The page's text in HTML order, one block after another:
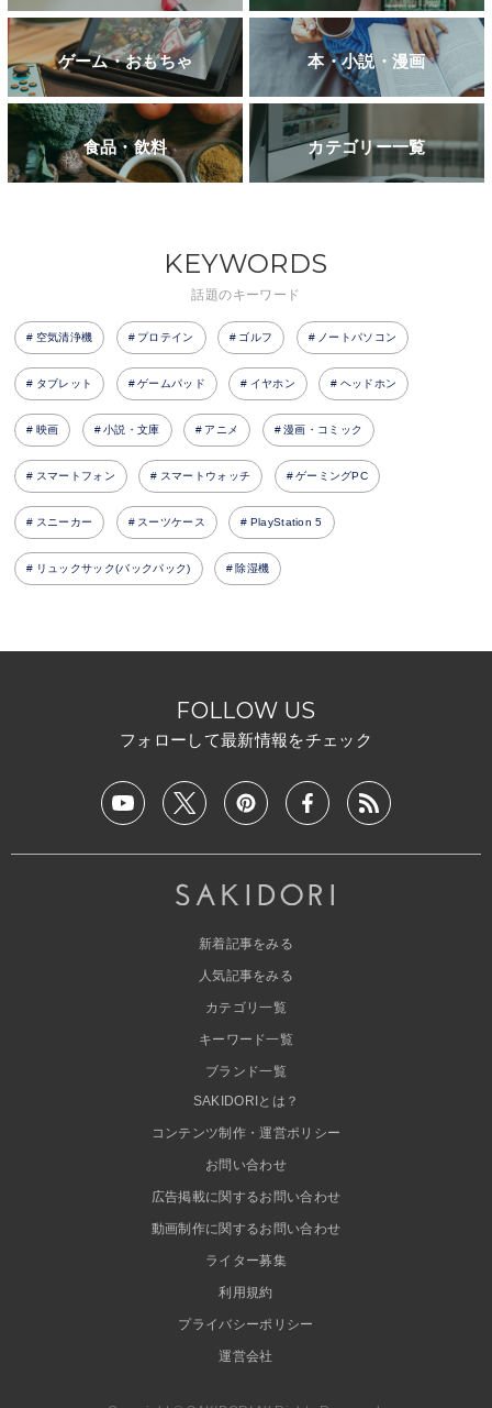
ゲーム・おもちゃ 本・小説・漫画
食品・飲料 カテゴリー一覧
KEYWORDS
話題のキーワード
空気清浄機 プロテイン ゴルフ ノートパソコン
タブレット ゲームパッド イヤホン ヘッドホン
映画 小説・文庫 アニメ 漫画・コミック
スマートフォン スマートウォッチ ゲーミングPC
スニーカー スーツケース PlayStation 5
リュックサック(バックパック) 除湿機
FOLLOW US
フォローして最新情報をチェック
新着記事をみる
人気記事をみる
カテゴリ一覧
キーワード一覧
ブランド一覧
SAKIDORIとは？
コンテンツ制作・運営ポリシー
お問い合わせ
広告掲載に関するお問い合わせ
動画制作に関するお問い合わせ
ライター募集
利用規約
プライバシーポリシー
運営会社